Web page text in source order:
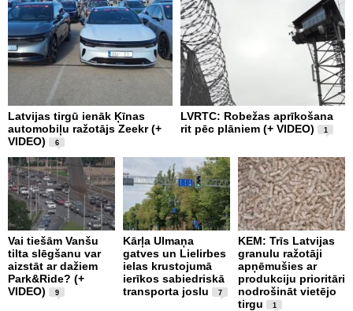
Latvijas tirgū ienāk Ķīnas
automobiļu ražotājs Zeekr (+
VIDEO)
6
LVRTC: Robežas aprīkošana
rit pēc plāniem (+ VIDEO)
1
Vai tiešām Vanšu
tilta slēgšanu var
aizstāt ar dažiem
Park&Ride? (+
VIDEO)
9
Kārļa Ulmaņa
gatves un Lielirbes
ielas krustojumā
ierīkos sabiedriskā
transporta joslu
7
KEM: Trīs Latvijas
granulu ražotāji
apņēmušies ar
produkciju prioritāri
nodrošināt vietējo
tirgu
1